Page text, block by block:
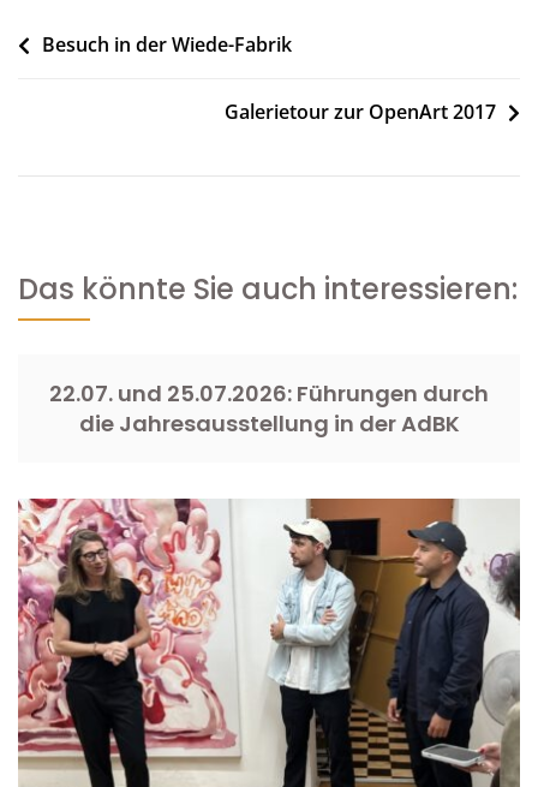
Beitragsnavigation
Besuch in der Wiede-Fabrik
Galerietour zur OpenArt 2017
Das könnte Sie auch interessieren:
22.07. und 25.07.2026: Führungen durch
die Jahresausstellung in der AdBK